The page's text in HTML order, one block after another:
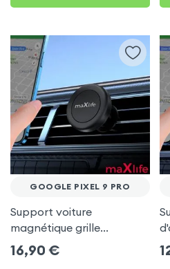
GOOGLE PIXEL 9 PRO
Support voiture
magnétique grille
d'aération - maXlife pour
Google Pixel 9 Pro
16,90 €